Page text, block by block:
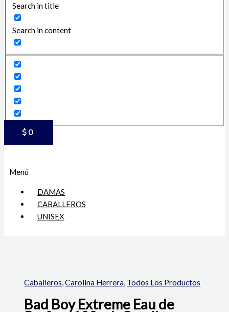
Search in title
Search in content
$ 0
Menú
DAMAS
CABALLEROS
UNISEX
Caballeros,Carolina Herrera, Todos Los Productos
Bad Boy Extreme Eau de